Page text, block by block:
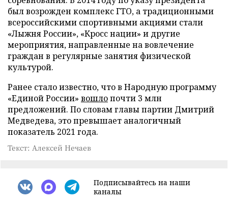
был возрожден комплекс ГТО, а традиционными
всероссийскими спортивными акциями стали
«Лыжня России», «Кросс нации» и другие
мероприятия, направленные на вовлечение
граждан в регулярные занятия физической
культурой.
Ранее стало известно, что в Народную программу
«Единой России» вошлопочти 3 млн
предложений. По словам главы партии Дмитрий
Медведева, это превышает аналогичный
показатель 2021 года.
Текст: Алексей Нечаев
Подписывайтесь на наши
каналы